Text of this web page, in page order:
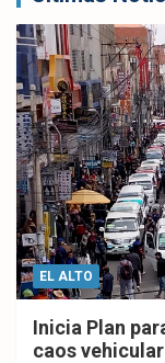
EL ALTO
Inicia Plan
caos vehicular